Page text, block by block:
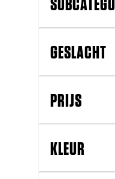
GESLACHT
PRIJS
KLEUR